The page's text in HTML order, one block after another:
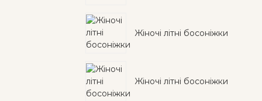
Жіночі літні босоніжки
Жіночі літні босоніжки